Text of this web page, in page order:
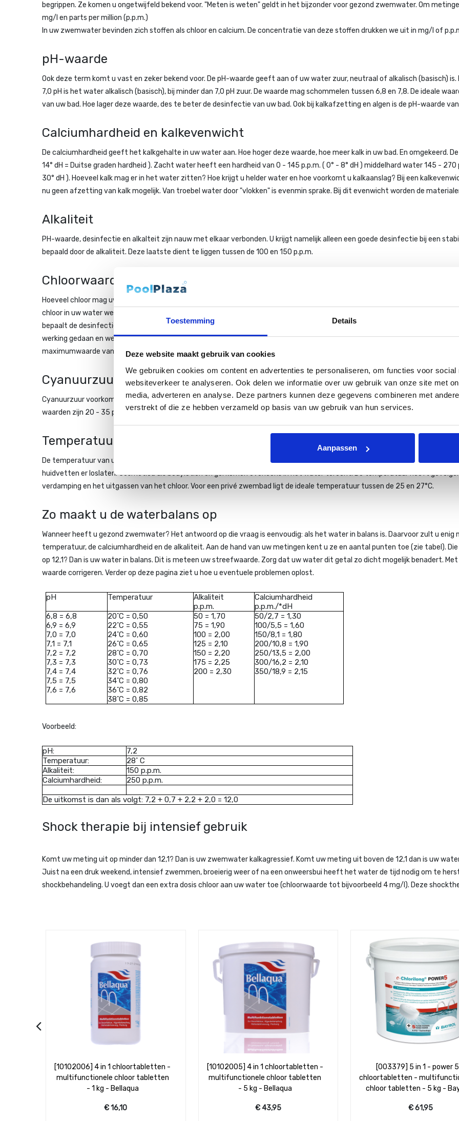
Toestemming Details
Deze website maakt gebruik van cookies
We gebruiken cookies om content en advertenties te personaliseren, om functies voor social
websiteverkeer te analyseren. Ook delen we informatie over uw gebruik van onze site met
media, adverteren en analyse. Deze partners kunnen deze gegevens combineren met
verstrekt of die ze hebben verzameld op basis van uw gebruik van hun services.
Aanpassen
begrippen. Ze komen u ongetwijfeld bekend voor. "Meten is weten" geldt in het bijzonder voor gezond zwemwater. Om
mg/l en parts per million (p.p.m.)
In uw zwemwater bevinden zich stoffen als chloor en calcium. De concentratie van deze stoffen drukken we uit in mg/l of
pH-waarde
Ook deze term komt u vast en zeker bekend voor. De pH-waarde geeft aan of uw water zuur, neutraal of alkalisch (basisch)
7,0 pH is het water alkalisch (basisch), bij minder dan 7,0 pH zuur. De waarde mag schommelen tussen 6,8 en 7,8. De ideale
van uw bad. Hoe lager deze waarde, des te beter de desinfectie van uw bad. Ook bij kalkafzetting en algen is de pH-waarde
Calciumhardheid en kalkevenwicht
De calciumhardheid geeft het kalkgehalte in uw water aan. Hoe hoger deze waarde, hoe meer kalk in uw bad. En omgekeerd.
14° dH = Duitse graden hardheid ). Zacht water heeft een hardheid van 0 - 145 p.p.m. ( 0° - 8° dH ) middelhard water 145 - 270
30° dH ). Hoeveel kalk mag er in het water zitten? Hoe krijgt u helder water en hoe voorkomt u kalkaanslag? Bij een
nu geen afzetting van kalk mogelijk. Van troebel water door "vlokken" is evenmin sprake. Bij dit evenwicht worden de
Alkaliteit
PH-waarde, desinfectie en alkalteit zijn nauw met elkaar verbonden. U krijgt namelijk alleen een goede desinfectie bij een
bepaald door de alkaliteit. Deze laatste dient te liggen tussen de 100 en 150 p.p.m.
Chloorwaarde
Hoeveel chloor mag uw bad hebben? Laten we eerst ingaan op de volgende drie begrippen: totale, de vrije en de gebonden
chloor in uw water weer, maar zegt niets over de werking ervan. Normale waarde 0,5 - 3,5 p.p.m. De vrije chloorwaarde
bepaalt de desinfectie. Het ligt tussen de 0,5 - 2,5 p.p.m. (binnenbaden 1,0 p.p.m., buitenbaden 2,0 - 2,5 p.p.m.). Gebonden
werking gedaan en werkt zelfs de desinfectie tegen. Het ruikt sterk en kan ogen en slijmvliezen irriteren. Hoe lager de
maximumwaarde van 1,0 p.p.m. De gebonden chloorwaarde mag overigens nooit hoger liggen dan de vrije chloorwaarde.
Cyanuurzuur
Cyanuurzuur voorkomt dat uw chloor snel uitgast en daardoor niet meer desinfecteert. Het zit standaard in o.a.
waarden zijn 20 - 35 p.p.m. Teveel cyanuurzuur betekent weer dat uw chloor niet kan desinfecteren.
Temperatuur
De temperatuur van uw zwemwater bepaalt voor een belangrijk deel de hoeveelheid desinfectiemiddelen. Hoe warmer het
huidvetten er loslaten. Cosmetica als bodylotion en gel komen eveneens in het water terecht. De temperatuur heeft
verdamping en het uitgassen van het chloor. Voor een privé zwembad ligt de ideale temperatuur tussen de 25 en 27°C.
Zo maakt u de waterbalans op
Wanneer heeft u gezond zwemwater? Het antwoord op die vraag is eenvoudig: als het water in balans is. Daarvoor zult u
temperatuur, de calciumhardheid en de alkaliteit. Aan de hand van uw metingen kent u ze en aantal punten toe (zie tabel).
op 12,1? Dan is uw water in balans. Dit is meteen uw streefwaarde. Zorg dat uw water dit getal zo dicht mogelijk benadert.
waarde corrigeren. Verder op deze pagina ziet u hoe u eventuele problemen oplost.
pH Temperatuur
Alkaliteit
p.p.m.
Calciumhardheid
p.p.m./*dH
6,8 = 6,8
6,9 = 6,9
7,0 = 7,0
7,1 = 7,1
7,2 = 7,2
7,3 = 7,3
7,4 = 7,4
7,5 = 7,5
7,6 = 7,6
20˚C = 0,50
22˚C = 0,55
24˚C = 0,60
26˚C = 0,65
28˚C = 0,70
30˚C = 0,73
32˚C = 0,76
34˚C = 0,80
36˚C = 0,82
38˚C = 0,85
50 = 1,70
75 = 1,90
100 = 2,00
125 = 2,10
150 = 2,20
175 = 2,25
200 = 2,30
50/2,7 = 1,30
100/5,5 = 1,60
150/8,1 = 1,80
200/10,8 = 1,90
250/13,5 = 2,00
300/16,2 = 2,10
350/18,9 = 2,15
Voorbeeld:
pH:
7,2
Temperatuur:
28˚ C
Alkaliteit:
150 p.p.m.
Calciumhardheid:
250 p.p.m.
De uitkomst is dan als volgt: 7,2 + 0,7 + 2,2 + 2,0 = 12,0
Shock therapie bij intensief gebruik
Komt uw meting uit op minder dan 12,1? Dan is uw zwemwater kalkagressief. Komt uw meting uit boven de 12,1 dan is uw
Juist na een druk weekend, intensief zwemmen, broeierig weer of na een onweersbui heeft het water de tijd nodig om te
shockbehandeling. U voegt dan een extra dosis chloor aan uw water toe (chloorwaarde tot bijvoorbeeld 4 mg/l). Deze
[10102005] 4 in 1 chloortabletten -
multifunctionele chloor tabletten
- 5 kg - Bellaqua
€43,95
[003379] 5 in 1 - power 5
chloortabletten - multifunctionele
chloor tabletten - 5 kg - Bayrol
€61,95
[006768] 5 in 1 mini 20
chloortabletten -
chloor tabletten - 1 kg -
€19,95